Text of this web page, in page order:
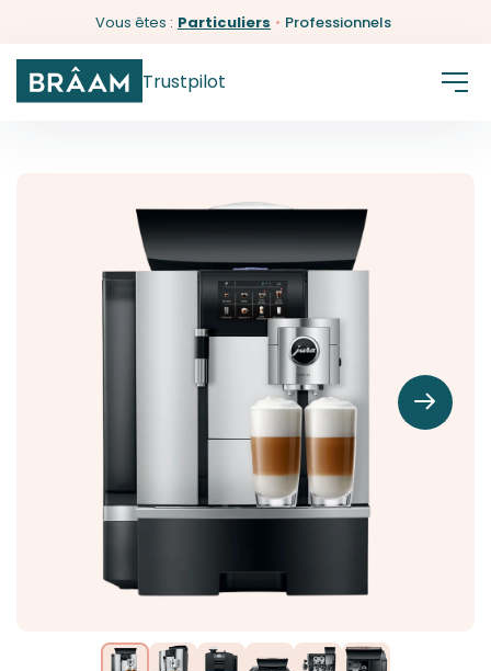
Vous êtes : Particuliers • Professionnels
Trustpilot